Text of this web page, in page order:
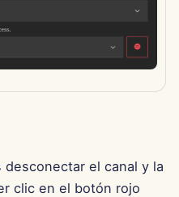
desconectar el canal y la
clic en el botón rojo